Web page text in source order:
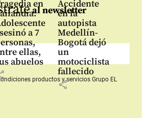
en
a 7
ellas,
abuelos
Accidente
en la
autopista
Medellín-
Bogotá dejó
un
motociclista
fallecido
share
al newsletter
productos y serviciosGrupo EL